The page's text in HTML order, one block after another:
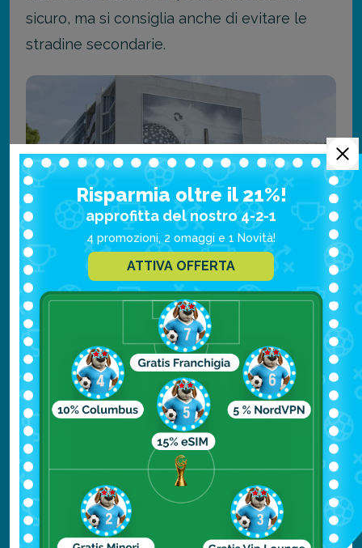
sicuro, ma si consiglia anche di evitare le
stradine secondarie.
Coconut Grove
Coconut Grove è un quartiere attivo e
vivace, frequentato da giovani ma anche da
famiglie. La zona è veramente a “misura
d’uomo”, sono infatti presenti passaggi
pedonali, piste ciclabili, molti negozi e locali
dove mangiare o prendere un semplice
aperitivo. Coconut Grove è anche uno dei
quartieri più frequentati dagli studenti
Risparmia oltre il 21%!
approfitta del nostro 4-2-1
4 promozioni, 2 omaggi e 1 Novità!
ATTIVA OFFERTA